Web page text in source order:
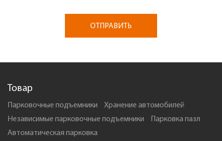
ОТПРАВИТЬ
Товар
Парковочные подъемники
Xранение автомобилей
Независимые парковочные подъемники
Парковка пазл
Автоматическая парковка